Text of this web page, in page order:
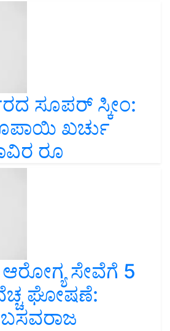
ಸೂಪರ್‌ ಸ್ಕೀಂ:
ಖರ್ಚು
ರೂ
ಸೇವೆಗೆ 5
ವೆಚ್ಚ ಘೋಷಣೆ: